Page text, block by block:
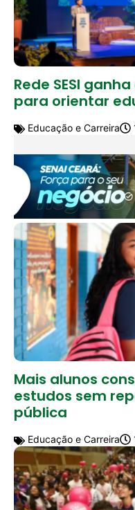
Rede SESI
para orientar
Educação e Carreira
Mais alunos
estudos sem
pública
Educação e Carreira